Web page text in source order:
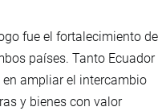
fue el fortalecimiento de
países. Tanto Ecuador
ampliar el intercambio
y bienes con valor